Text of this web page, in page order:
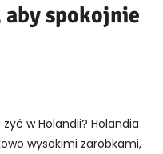
spokojnie
w Holandii? Holandia
wysokimi zarobkami,